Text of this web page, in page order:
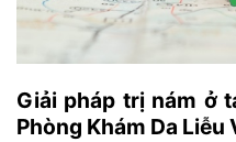
Giải pháp trị nám ở
Phòng Khám Da Liễu